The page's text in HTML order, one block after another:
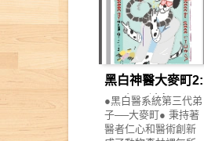
驗該項運動內容 《叮
咚GO運動》系列特
色： ★自核心素養出
發的原創故事 由
FunPark童書夢工廠
原創IP角色叮咚家
族，帶領大家認識生
活中常見的十項世界
運動之外，也透過繪
本故事強化孩子的核
堂第二季故事新展
開！ 全新角色及情
節，將帶領神奇柑仔
店故事進入另一高
峰！ 紅子好不容易斬
斷了與澱澱的惡緣，
但錢天堂似乎又再次
迎來新的挑戰！ 好像
有人在打「錢天堂」
的主意…… 神祕機構
黑白神醫大麥町2:
老醫神駕到
●黑白醫系統第三代弟
子──大麥町● 秉持著
醫者仁心和醫術創新